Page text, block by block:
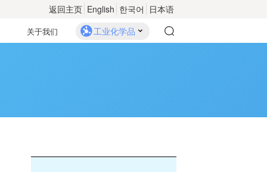
返回主页 English 한국어 日本语
关于我们 工业化学品